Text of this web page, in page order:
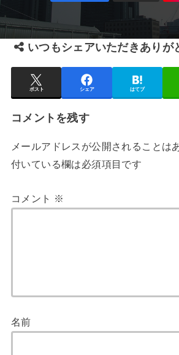
いつもシェアいただきありが
ポスト シェア はてブ
コメントを残す
メールアドレスが公開されることは
付いている欄は必須項目です
コメント ※
名前